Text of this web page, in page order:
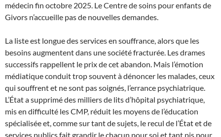
médecin fin octobre 2025. Le Centre de soins pour enfants de
Givors n’accueille pas de nouvelles demandes.
La liste est longue des services en souffrance, alors que les
besoins augmentent dans une société fracturée. Les drames
successifs rappellent le prix de cet abandon. Mais l’émotion
médiatique conduit trop souvent à dénoncer les malades, ceux
qui souffrent et ne sont pas soignés, l’errance psychiatrique.
L’État a supprimé des milliers de lits d’hôpital psychiatrique,
mis en difficulté les CMP, réduit les moyens de l’éducation
spécialisée et, comme sur tant de sujets, le recul de l’État et de
services publics fait grandir le chacun pour soi et tant pis pour